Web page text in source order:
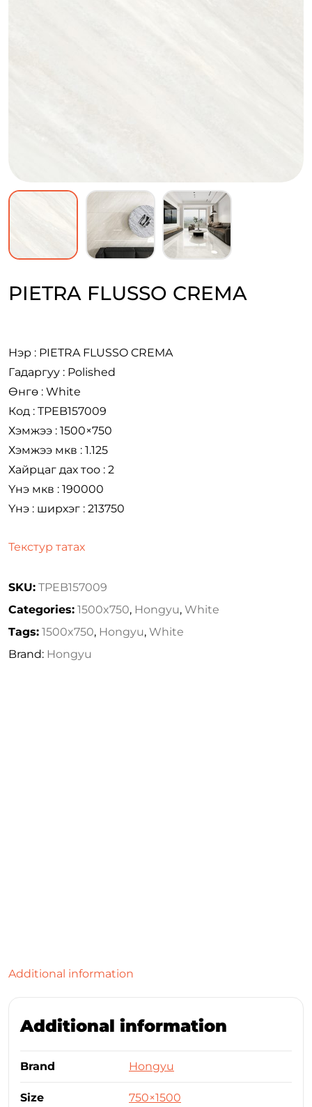
PIETRA FLUSSO CREMA
Нэр : PIETRA FLUSSO CREMA
Гадаргуу : Polished
Өнгө : White
Код : TPEB157009
Хэмжээ : 1500×750
Хэмжээ мкв : 1.125
Хайрцаг дах тоо : 2
Үнэ мкв : 190000
Үнэ : ширхэг : 213750
Текстур татах
SKU: TPEB157009
Categories: 1500x750, Hongyu, White
Tags: 1500x750, Hongyu, White
Brand: Hongyu
Additional information
Additional information
Brand Hongyu
Size 750×1500